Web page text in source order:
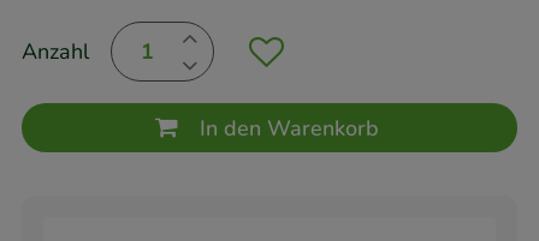
Anzahl
In den Warenkorb